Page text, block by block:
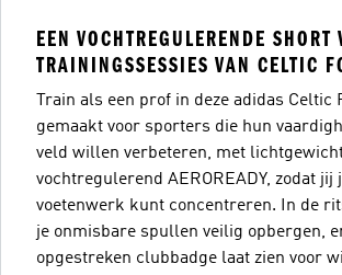
EEN VOCHTREGULERENDE SHORT
TRAININGSSESSIES VAN CELTIC
Train als een prof in deze adidas Celtic
gemaakt voor sporters die hun
veld willen verbeteren, met
vochtregulerend AEROREADY, zodat jij
voetenwerk kunt concentreren. In de
je onmisbare spullen veilig opbergen,
opgestreken clubbadge laat zien voor